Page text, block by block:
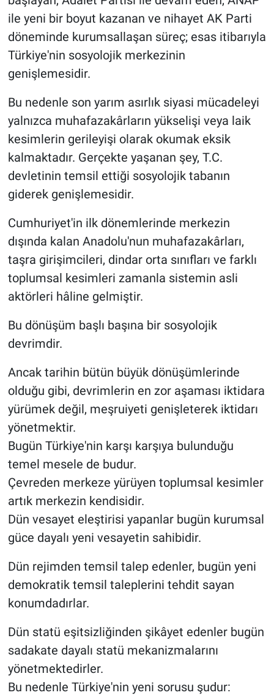
ile yeni bir boyut kazanan ve nihayet AK Parti
döneminde kurumsallaşan süreç; esas itibarıyla
Türkiye'nin sosyolojik merkezinin
genişlemesidir.
Bu nedenle son yarım asırlık siyasi mücadeleyi
yalnızca muhafazakârların yükselişi veya laik
kesimlerin gerileyişi olarak okumak eksik
kalmaktadır. Gerçekte yaşanan şey, T.C.
devletinin temsil ettiği sosyolojik tabanın
giderek genişlemesidir.
Cumhuriyet'in ilk dönemlerinde merkezin
dışında kalan Anadolu'nun muhafazakârları,
taşra girişimcileri, dindar orta sınıfları ve farklı
toplumsal kesimleri zamanla sistemin asli
aktörleri hâline gelmiştir.
Bu dönüşüm başlı başına bir sosyolojik
devrimdir.
Ancak tarihin bütün büyük dönüşümlerinde
olduğu gibi, devrimlerin en zor aşaması iktidara
yürümek değil, meşruiyeti genişleterek iktidarı
yönetmektir.
Bugün Türkiye'nin karşı karşıya bulunduğu
temel mesele de budur.
Çevreden merkeze yürüyen toplumsal kesimler
artık merkezin kendisidir.
Dün vesayet eleştirisi yapanlar bugün kurumsal
güce dayalı yeni vesayetin sahibidir.
Dün rejimden temsil talep edenler, bugün yeni
demokratik temsil taleplerini tehdit sayan
konumdadırlar.
Dün statü eşitsizliğinden şikâyet edenler bugün
sadakate dayalı statü mekanizmalarını
yönetmektedirler.
Bu nedenle Türkiye'nin yeni sorusu şudur: